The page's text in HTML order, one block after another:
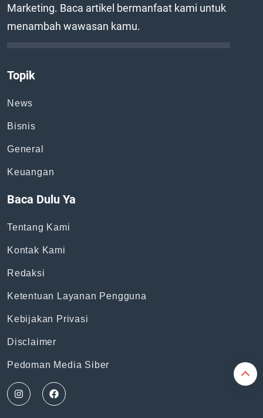
Marketing. Baca artikel bermanfaat kami untuk
menambah wawasan kamu.
Topik
Baca Dulu Ya